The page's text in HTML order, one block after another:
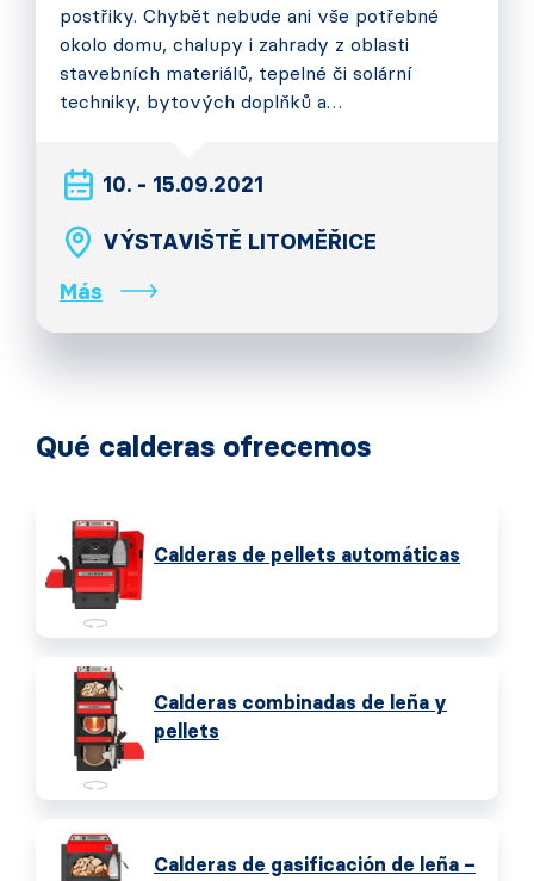
postřiky. Chybět nebude ani vše potřebné
okolo domu, chalupy i zahrady z oblasti
stavebních materiálů, tepelné či solární
techniky, bytových doplňků a…
10. - 15.09.2021
VÝSTAVIŠTĚ LITOMĚŘICE
Más
Qué calderas ofrecemos
Calderas de pellets automáticas
Calderas combinadas de leña y
pellets
Calderas de gasificación de leña –